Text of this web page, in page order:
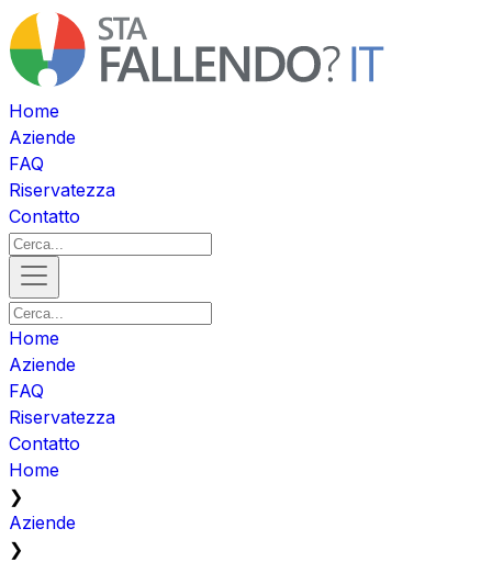
Home
Aziende
FAQ
Riservatezza
Contatto
Home
Aziende
FAQ
Riservatezza
Contatto
Home
❯
Aziende
❯